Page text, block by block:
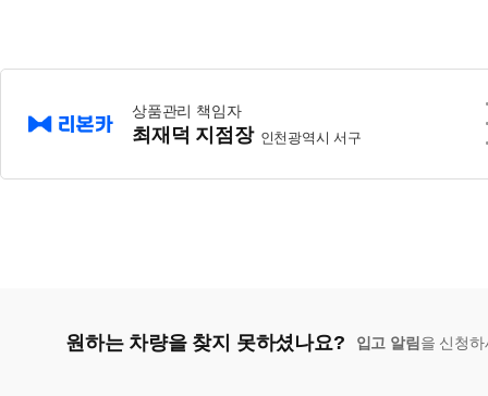
상품관리 책임자
최재덕 지점장 인천광역시 서구
원하는 차량을 찾지 못하셨나요? 입고 알림 을 신청